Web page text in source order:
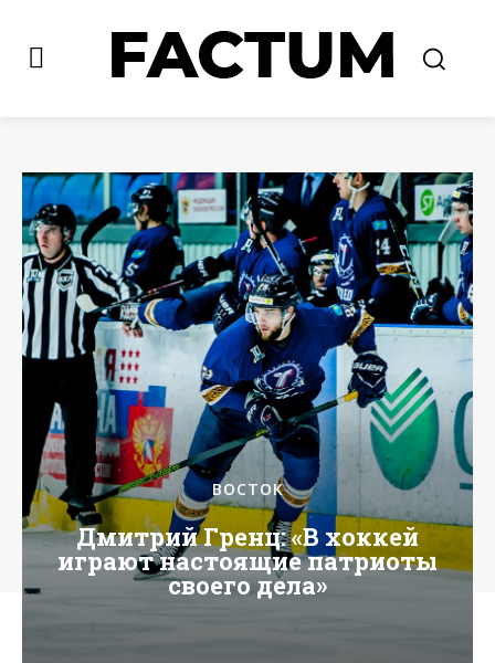
ВОСТОК
Дмитрий Гренц: «В хоккей
играют настоящие патриоты
своего дела»